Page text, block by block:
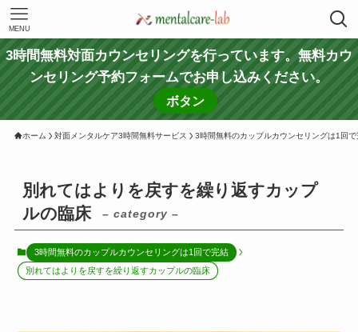
MENU
3時間無料対面カウンセリングを行っています。無料カウ
ンセリング予約フォームでお申し込みください。
ボタン
ホーム 対面メンタルケア3時間無料サービス 3時間無料のカップルカウンセリングは1回で
別れてはよりを戻すを繰り返すカップ
ルの臨床
– category –
3時間無料のカップルカウンセリングは1回で完結
別れてはよりを戻すを繰り返すカップルの臨床